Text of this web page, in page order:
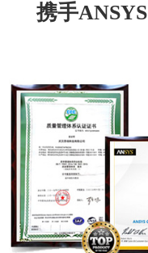
携手